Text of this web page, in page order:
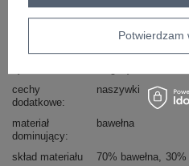
wysoki
cechy
dodatkowe
naszywki
materiał
dominujący
bawełna
skład materiału 70% bawełna
Potwierdzam